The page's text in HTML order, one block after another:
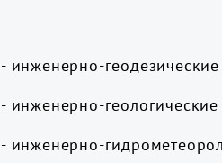
- инженерно-
- инженерно-
- инженерно-